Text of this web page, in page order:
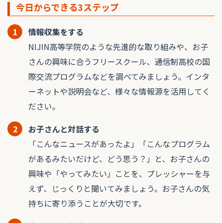
今日からできる3ステップ
1
情報収集をする
NIJIN高等学院のような先進的な取り組みや、お子
さんの興味に合うフリースクール、通信制高校の国
際交流プログラムなどを調べてみましょう。インタ
ーネットや説明会など、様々な情報源を活用してく
ださい。
2
お子さんと対話する
「こんなニュースがあったよ」「こんなプログラム
があるみたいだけど、どう思う？」と、お子さんの
興味や「やってみたい」ことを、プレッシャーを与
えず、じっくりと聞いてみましょう。お子さんの気
持ちに寄り添うことが大切です。